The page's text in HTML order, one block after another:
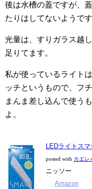
後は水槽の蓋ですが、
たりはしてないようです
光量は、すりガラス越
足りてます。
私が使っているライト
ッチというもので、フ
まんま差し込んで使う
よ。
LEDライトス
posted with カエレ
ニッソー
Amazon